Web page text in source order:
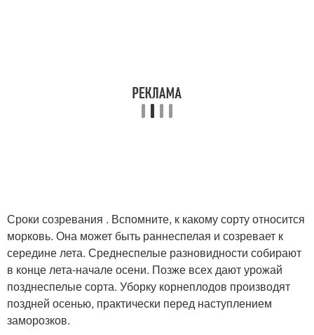
Сроки созревания . Вспомните, к какому сорту относится
морковь. Она может быть раннеспелая и созревает к
середине лета. Среднеспелые разновидности собирают
в конце лета-начале осени. Позже всех дают урожай
позднеспелые сорта. Уборку корнеплодов производят
поздней осенью, практически перед наступлением
заморозков.